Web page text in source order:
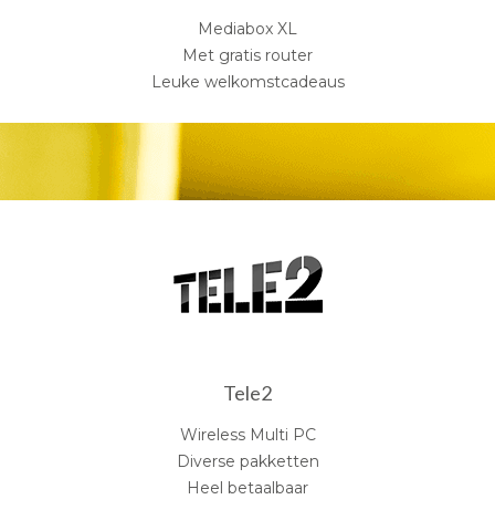
Mediabox XL
Met gratis router
Leuke welkomstcadeaus
Tele2
Wireless Multi PC
Diverse pakketten
Heel betaalbaar